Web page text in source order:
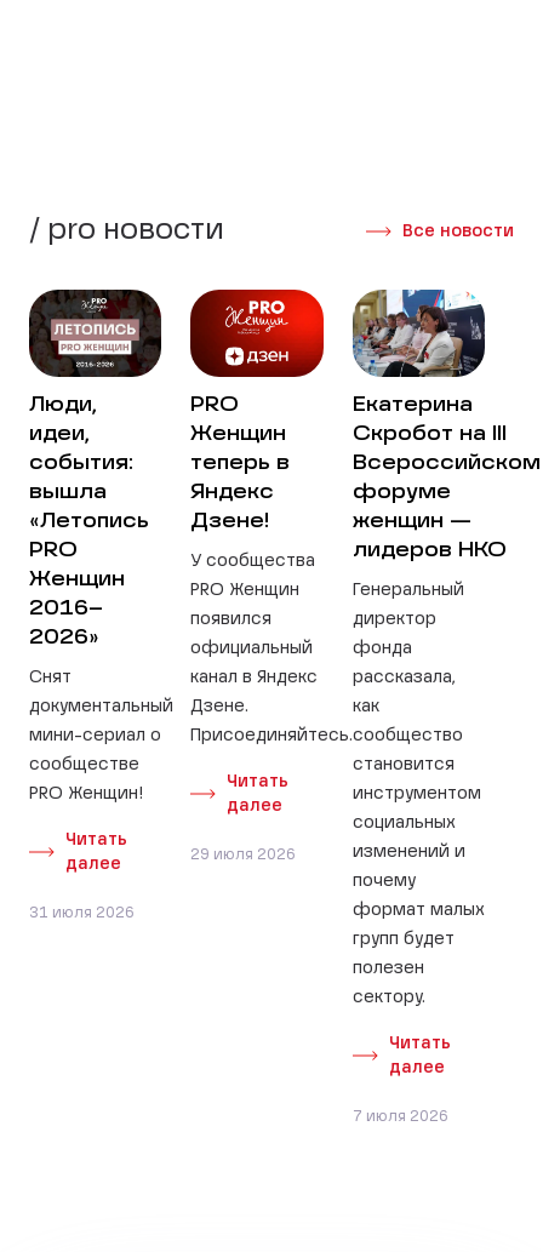
/ pro новости Все новости
Люди,
идеи,
события:
вышла
«Летопись
PRO
Женщин
2016–
2026»
Снят
документальный
мини-сериал о
сообществе
PRO Женщин!
Читать
далее
31 июля 2026
PRO
Женщин
теперь в
Яндекс
Дзене!
У сообщества
PRO Женщин
появился
официальный
канал в Яндекс
Дзене.
Присоединяйтесь.
Читать
далее
29 июля 2026
Екатерина
Скробот на III
Всероссийском
форуме
женщин —
лидеров НКО
Генеральный
директор
фонда
рассказала,
как
сообщество
становится
инструментом
социальных
изменений и
почему
формат малых
групп будет
полезен
сектору.
Читать
далее
7 июля 2026